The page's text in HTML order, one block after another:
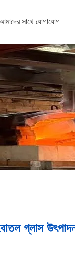
আমাদের সাথে যোগাযোগ
গ্লাস